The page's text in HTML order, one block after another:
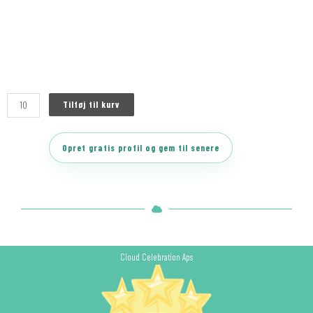
Tilføj til kurv
Opret gratis profil og gem til senere
Cloud Celebration Aps